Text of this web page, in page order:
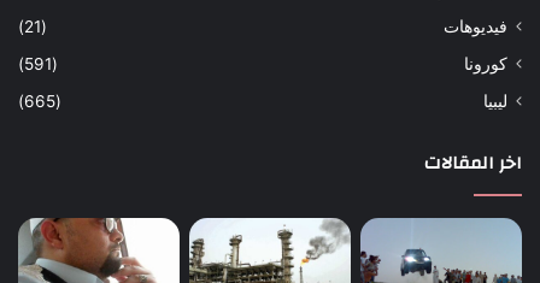
فيديوهات
(21)
كورونا
(591)
ليبيا
(665)
اخر المقالات